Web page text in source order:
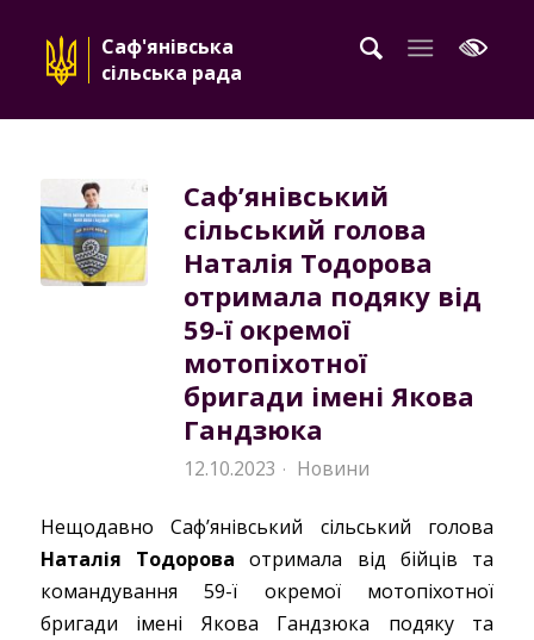
Саф'янівська
сільська рада
Саф’янівський
сільський голова
Наталія Тодорова
отримала подяку від
59-ї окремої
мотопіхотної
бригади імені Якова
Гандзюка
12.10.2023 · Новини
Нещодавно Саф’янівський сільський голова
Наталія Тодорова отримала від бійців та
командування 59-ї окремої мотопіхотної
бригади імені Якова Гандзюка подяку та